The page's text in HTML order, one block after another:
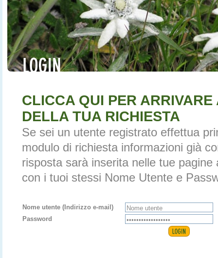
CLICCA QUI PER
DELLA TUA RICHIESTA
Se sei un utente registrato effettua
modulo di richiesta informazioni già
risposta sarà inserita nelle tue
con i tuoi stessi Nome Utente e
Nome utente (Indirizzo e-mail)
Password